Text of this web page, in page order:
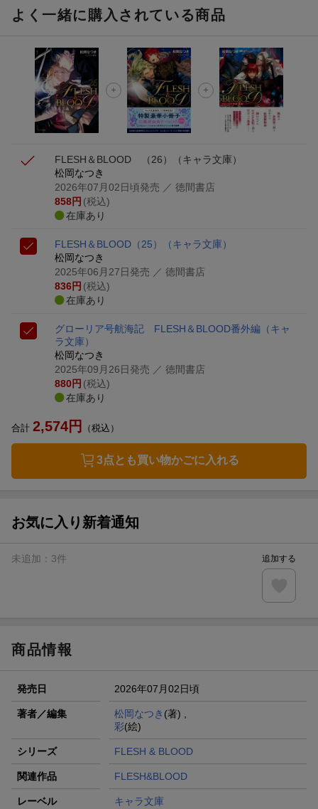
ト山分け
エントリー＆3,000円以上購入で無料データSIM（3GB/月プ
ラン）が当たる！
楽天モバイル紹介キャンペーンの拡散で300円OFFクーポン
進呈
よく一緒に購入されている商品
FLESH＆BLOOD （26）
（キャラ文庫）
松岡なつき
2026年07月02日頃発売 ／ 徳間書店
858円 (税込)
在庫あり
FLESH＆BLOOD（25）
（キャラ文庫）
松岡なつき
2025年06月27日発売 ／ 徳間書店
836円 (税込)
在庫あり
グローリア号航海記 FLESH＆BLООD番外編 （キャ
ラ文庫）
松岡なつき
2025年09月26日発売 ／ 徳間書店
880円 (税込)
在庫あり
合計 2,574円 （税込）
3点とも買い物かごに入れる
お気に入り新着通知
未追加： 3件 追加する
商品情報
発売日 2026年07月02日頃
著者／編集 松岡なつき (著) ,
彩(絵)
シリーズ FLESH & BLOOD
関連作品 FLESH&BLOOD
レーベル キャラ文庫